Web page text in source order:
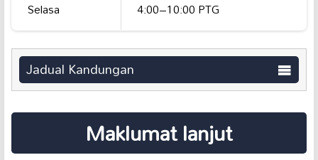
Selasa
4:00–10:00 PTG
Jadual Kandungan
Maklumat lanjut